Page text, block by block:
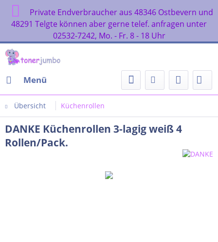
Private Endverbraucher aus 48346 Ostbevern und
48291 Telgte können aber gerne telef. anfragen unter
02532-7242, Mo. - Fr. 8 - 18 Uhr
Menü
Übersicht Küchenrollen
DANKE Küchenrollen 3-lagig weiß 4
Rollen/Pack.